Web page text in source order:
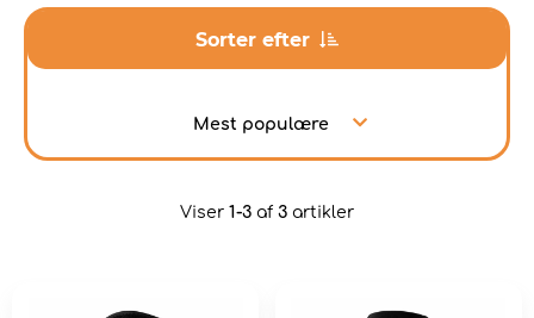
Sorter efter
Mest populære
Viser 1-3 af 3 artikler